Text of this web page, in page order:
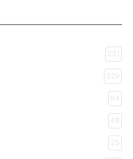
231
329
64
49
25